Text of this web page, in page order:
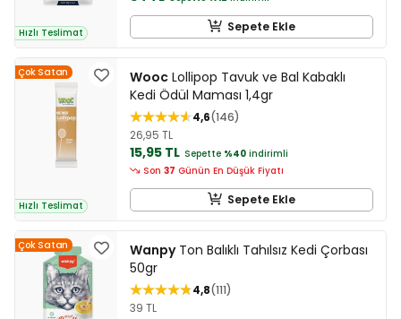
Hızlı Teslimat Sepete Ekle
Çok Satan
Hızlı Teslimat
Wooc Lollipop Tavuk ve Bal Kabaklı
Kedi Ödül Maması 1,4gr
4,6 146
26,95 TL
15,95 TL Sepette %40 indirimli
Son 37 Günün En Düşük Fiyatı
Sepete Ekle
Çok Satan WanpyTon Balıklı Tahılsız Kedi Çorbası
50gr
4,8 111
39 TL